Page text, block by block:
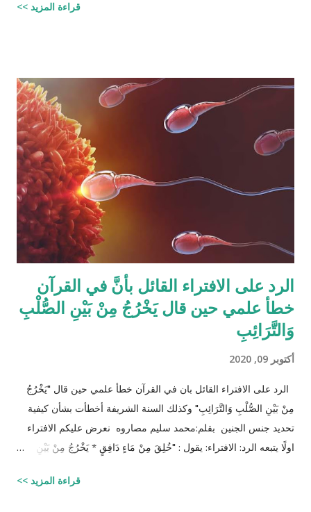
الحصص وذلك لأنه في حالات مُعَيَّنة يكون مجموع حصص الورثة أكثر
القرآن الكريم مقدار حصص الوارثين المحتمل وجودهم على الغالب
أثناء تقسيم الميراث، فمثلاً ترث الأخت نصف مقدار الأخ الشقيق ولكن
هناك الكثير من الاحتمالات لوجود عدة أنواع من الورثة في نفس الوقت
مثل (أخ، أخت، عّم، جد حفيد وكذا) وبطبيعة الحال ليس من المعقول
افتراض تفصيل آيات القرآن الكريم لكل الحالات التي فيها تراكيب
مختلفة من الوارثين، وإلِّا لصار القرآن مُجَلَّدات من الحسابات
قراءة المزيد >>
الرد على الافتراء القائل بأنَّ في القرآن
خطأ علمي حين قال يَخْرُجُ مِنْ بَيْنِ الصُّلْبِ
وَالتَّرَائِبِ
أكتوبر 09, 2020
الرد على الافتراء القائل بان في القرآن خطأ علمي حين قال "يَخْرُجُ
مِنْ بَيْنِ الصُّلْبِ وَالتَّرَائِبِ" وكذلك السنة الشريفة أخطأت بشأن كيفية
تحديد جنس الجنين بقلم:محمد سليم مصاروه نعرض عليكم الافتراء
اولًا يتبعه الرد: الافتراء: يقول : "خُلِقَ مِنْ مَاءٍ دَافِقٍ * يَخْرُجُ مِنْ بَيْنِ
قراءة المزيد >>